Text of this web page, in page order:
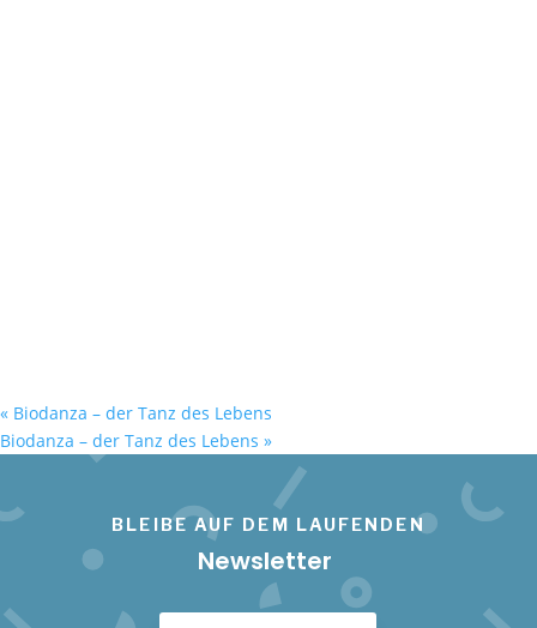
« Biodanza – der Tanz des Lebens
Biodanza – der Tanz des Lebens »
BLEIBE AUF DEM LAUFENDEN
Newsletter